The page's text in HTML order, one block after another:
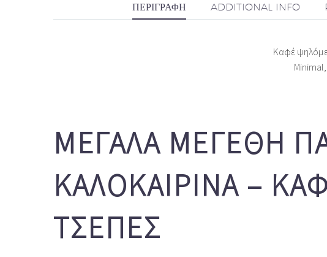
ΠΕΡΙΓΡΑΦΉ ADDITIONAL INFO
Καφέ
Minimal,
ΜΕΓΆΛΑ ΜΕΓΈΘΗ
ΚΑΛΟΚΑΙΡΙΝΆ –
ΤΣΈΠΕΣ